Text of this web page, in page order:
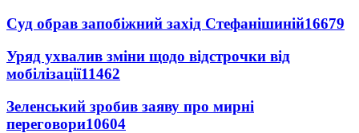
Суд обрав запобіжний захід Стефанішиній16679
Уряд ухвалив зміни щодо відстрочки від
мобілізації11462
Зеленський зробив заяву про мирні
переговори10604